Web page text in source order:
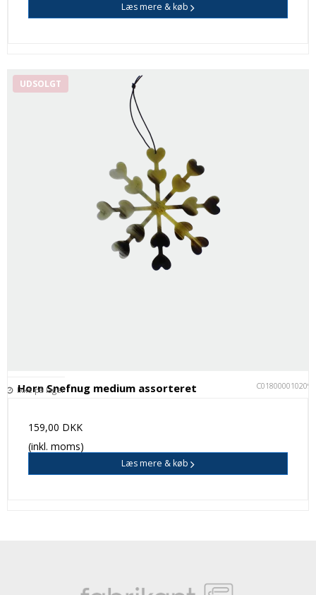
Læs mere & køb
UDSOLGT
Horn Snefnug medium assorteret C018000010209
Ikke på lager
159,00 DKK
(inkl. moms)
Læs mere & køb